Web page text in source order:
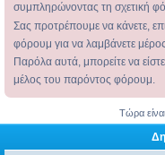
συμπληρώνοντας τη σχετική
Σας προτρέπουμε να κάνετε,
φόρουμ για να λαμβάνετε
Παρόλα αυτά, μπορείτε να
μέλος του παρόντος φόρουμ.
Τώρα